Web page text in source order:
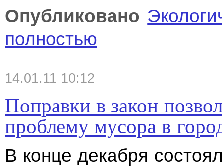
Опубликовано
полностью
14.01.11 10:12
Поправки в закон
проблему мусора в
В конце декабря